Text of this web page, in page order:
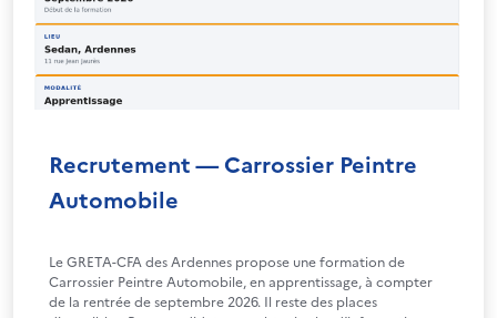
Recrutement — Carrossier Peintre
Automobile
Le GRETA-CFA des Ardennes propose une formation de
Carrossier Peintre Automobile, en apprentissage, à compter
de la rentrée de septembre 2026. Il reste des places